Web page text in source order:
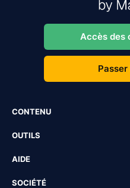
Accès des
CONTENU
OUTILS
AIDE
SOCIÉTÉ